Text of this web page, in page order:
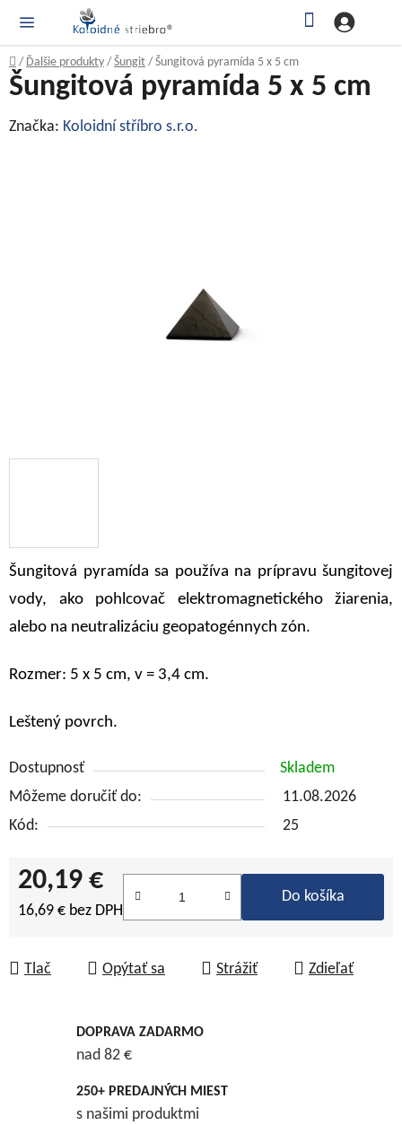
obsah
Domov
/ Ďalšie produkty / Šungit / Šungitová pyramída 5 x 5 cm
Šungitová pyramída sa používa na prípravu šungitovej
vody, ako pohlcovač elektromagnetického žiarenia,
alebo na neutralizáciu geopatogénnych zón.
Rozmer: 5 x 5 cm, v = 3,4 cm.
Leštený povrch.
Dostupnosť
Skladem
Môžeme doručiť do:
11.08.2026
Kód:
25
20,19 €
16,69 € bez DPH
Do košíka
Tlač Opýtať sa Strážiť Zdieľať
Šungitová pyramída 5 x 5 cm
Značka: Koloidní stříbro s.r.o.
DOPRAVA ZADARMO
nad 82 €
250+ PREDAJNÝCH MIEST
s našimi produktmi